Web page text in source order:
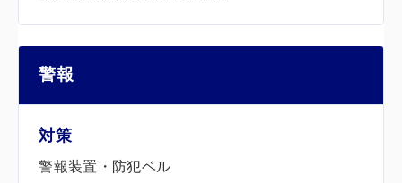
警報
警報装置・防犯ベル